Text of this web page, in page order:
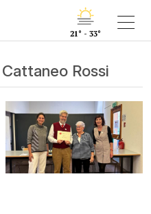
21° - 33°
Rossi